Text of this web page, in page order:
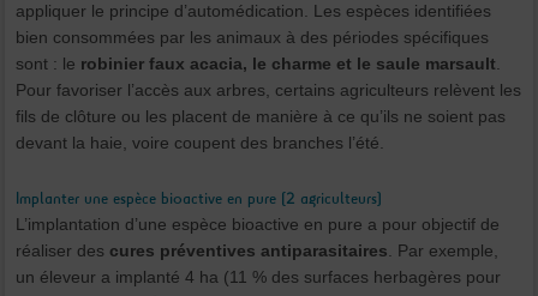
appliquer le principe d’automédication. Les espèces identifiées
bien consommées par les animaux à des périodes spécifiques
sont : le robinier faux acacia, le charme et le saule marsault
Pour favoriser l’accès aux arbres, certains agriculteurs relèvent les
fils de clôture ou les placent de manière à ce qu’ils ne soient pas
devant la haie, voire coupent des branches l’été.
Implanter une espèce bioactive en pure (2 agriculteurs)
L’implantation d’une espèce bioactive en pure a pour objectif de
réaliser des cures préventives antiparasitaires . Par exemple,
un éleveur a implanté 4 ha (11 % des surfaces herbagères pour